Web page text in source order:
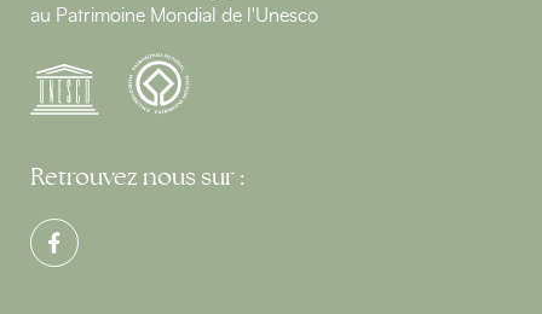
au Patrimoine Mondial de l'Unesco
Retrouvez nous sur :